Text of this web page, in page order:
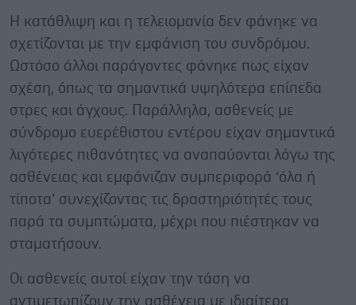
Η κατάθλιψη και η τελειομανία δεν φάνηκε να
σχετίζονται με την εμφάνιση του συνδρόμου.
Ωστόσο άλλοι παράγοντες φάνηκε πως είχαν
σχέση, όπως τα σημαντικά υψηλότερα επίπεδα
στρες και άγχους. Παράλληλα, ασθενείς με
σύνδρομο ευερέθιστου εντέρου είχαν σημαντικά
λιγότερες πιθανότητες να αναπαύονται λόγω της
ασθένειας και εμφάνιζαν συμπεριφορά ‘όλα ή
τίποτα’ συνεχίζοντας τις δραστηριότητές τους
παρά τα συμπτώματα, μέχρι που πιέστηκαν να
σταματήσουν.
Οι ασθενείς αυτοί είχαν την τάση να
αντιμετωπίζουν την ασθένεια με ιδιαίτερα